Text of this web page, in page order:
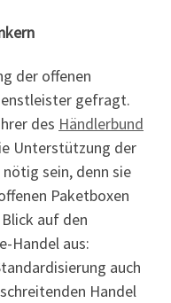
der offenen
gefragt.
des Händlerbund
Unterstützung der
sein, denn sie
Paketboxen
auf den
Handel aus:
auch
Handel